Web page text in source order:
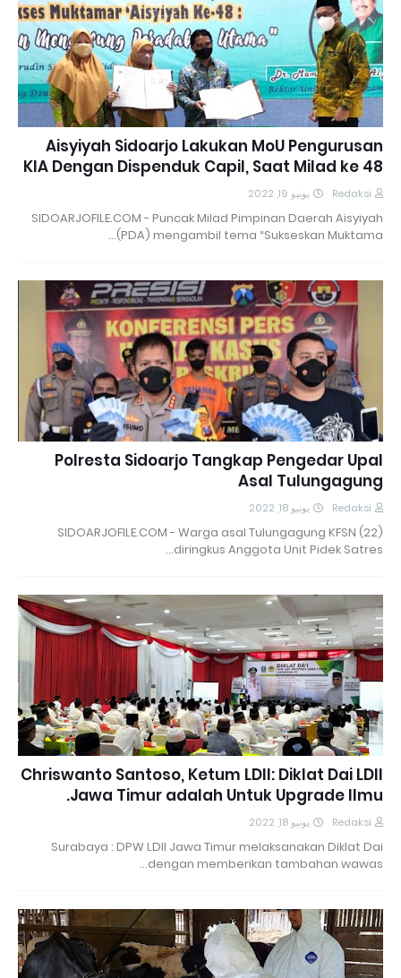
Aisyiyah Sidoarjo Lakukan MoU Pengurusan
KIA Dengan Dispenduk Capil, Saat Milad ke 48
Redaksi يونيو 19, 2022
SIDOARJOFILE.COM - Puncak Milad Pimpinan Daerah Aisyiyah
(PDA) mengambil tema “Sukseskan Muktama…
Polresta Sidoarjo Tangkap Pengedar Upal
Asal Tulungagung
Redaksi يونيو 18, 2022
SIDOARJOFILE.COM - Warga asal Tulungagung KFSN (22)
diringkus Anggota Unit Pidek Satres…
Chriswanto Santoso, Ketum LDII: Diklat Dai LDII
Jawa Timur adalah Untuk Upgrade Ilmu.
Redaksi يونيو 18, 2022
Surabaya : DPW LDII Jawa Timur melaksanakan Diklat Dai
dengan memberikan tambahan wawas…